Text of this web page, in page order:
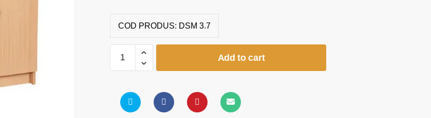
COD PRODUS: DSM 3.7
informatică
Add to cart